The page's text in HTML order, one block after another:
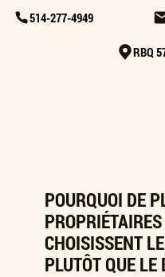
514-277-4949
RBQ
POURQUOI DE
CHOISISSENT
PLUTÔT QUE LE